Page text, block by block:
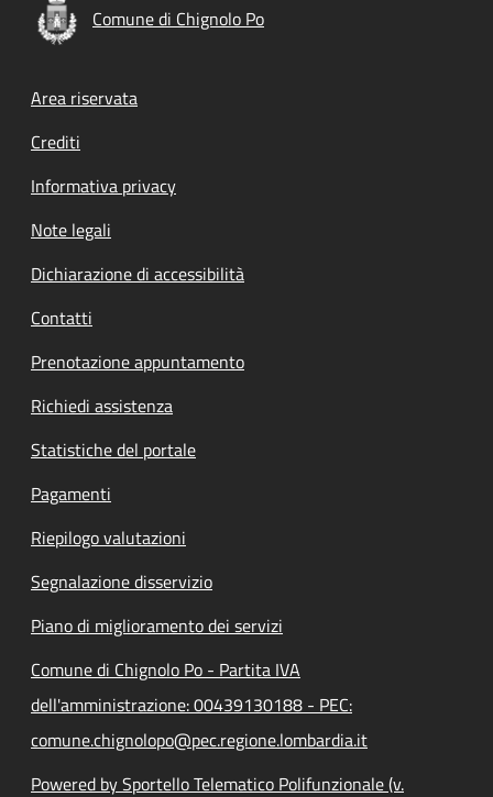
Comune di Chignolo Po
Footer menu
Area riservata
Crediti
Informativa privacy
Note legali
Dichiarazione di accessibilità
Contatti
Prenotazione appuntamento
Richiedi assistenza
Statistiche del portale
Pagamenti
Riepilogo valutazioni
Segnalazione disservizio
Piano di miglioramento dei servizi
Comune di Chignolo Po - Partita IVA
dell'amministrazione: 00439130188 - PEC:
comune.chignolopo@pec.regione.lombardia.it
Powered by Sportello Telematico Polifunzionale (v.